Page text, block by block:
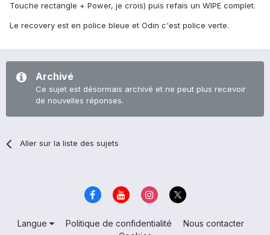
Touche rectangle + Power, je crois) puis refais un WIPE complet.
Le recovery est en police bleue et Odin c'est police verte.
Archivé
Ce sujet est désormais archivé et ne peut plus recevoir
de nouvelles réponses.
Aller sur la liste des sujets
Langue Politique de confidentialité
Nous contacter